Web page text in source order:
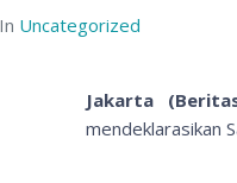
In Uncategorized
Jakarta
mendeklarasikan